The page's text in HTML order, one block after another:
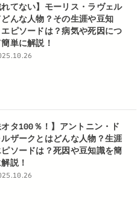
れてない】モーリス・ラヴェル
どんな人物？その生涯や豆知
ピソードは？病気や死因につ
単に解説！
オタ100％！】アントニン・ド
ルザークとはどんな人物？生涯
ソードは？死因や豆知識を簡
説！